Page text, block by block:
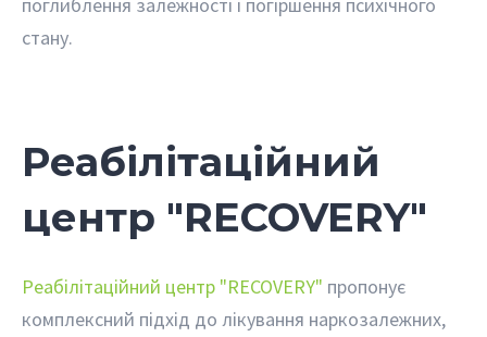
стану.
Реабілітаційний
центр "RECOVERY"
Реабілітаційний центр "RECOVERY" пропонує
комплексний підхід до лікування наркозалежних,